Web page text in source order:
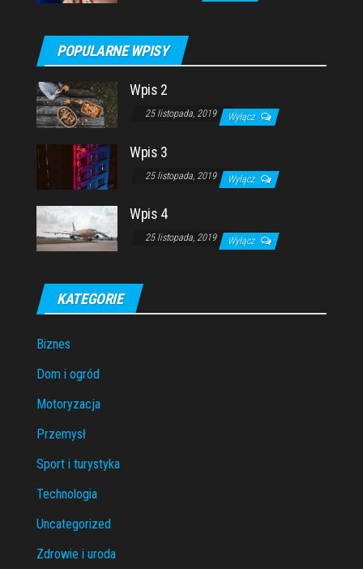
POPULARNE WPISY
Wpis 2
25 listopada, 2019 Wyłącz
Wpis 3
25 listopada, 2019 Wyłącz
Wpis 4
25 listopada, 2019 Wyłącz
KATEGORIE
Biznes
Dom i ogród
Motoryzacja
Przemysł
Sport i turystyka
Technologia
Uncategorized
Zdrowie i uroda